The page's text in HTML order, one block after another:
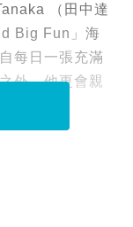
（田中達
Big Fun」海
每日一張充滿
外，他更會親
！